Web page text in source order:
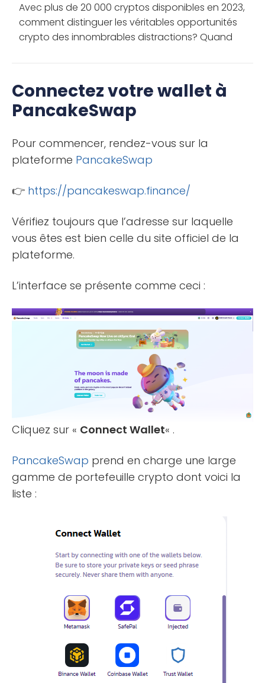
Avec plus de 20 000 cryptos disponibles en 2023,
comment distinguer les véritables opportunités
crypto des innombrables distractions? Quand
Connectez votre wallet à
PancakeSwap
Pour commencer, rendez-vous sur la
plateforme PancakeSwap
👉 https://pancakeswap.finance/
Vérifiez toujours que l’adresse sur laquelle
vous êtes est bien celle du site officiel de la
plateforme.
L’interface se présente comme ceci :
Cliquez sur « Connect Wallet« .
PancakeSwap prend en charge une large
gamme de portefeuille crypto dont voici la
liste :